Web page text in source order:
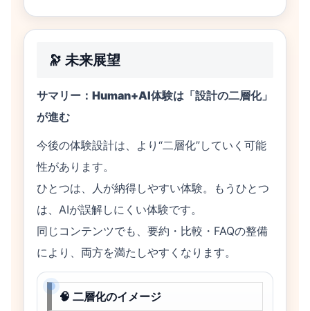
🔭 未来展望
サマリー：Human+AI体験は「設計の二層化」
が進む
今後の体験設計は、より“二層化”していく可能
性があります。
ひとつは、人が納得しやすい体験。もうひとつ
は、AIが誤解しにくい体験です。
同じコンテンツでも、要約・比較・FAQの整備
により、両方を満たしやすくなります。
🧠 二層化のイメージ